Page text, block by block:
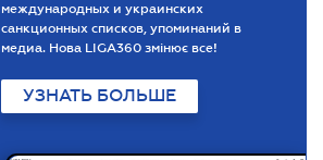
международных и украинских
санкционных списков, упоминаний в
медиа. Нова LIGA360 змінює все!
УЗНАТЬ БОЛЬШЕ